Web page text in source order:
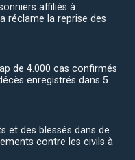
affiliés à
réclame la reprise des
de 4.000 cas confirmés
enregistrés dans 5
et des blessés dans de
contre les civils à